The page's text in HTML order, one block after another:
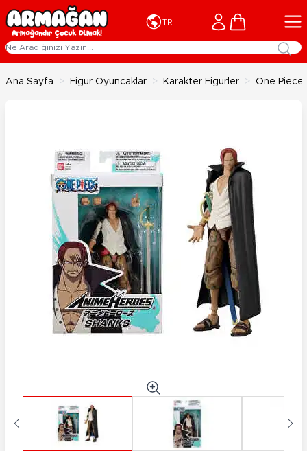
İçeriğe geç
TR Cart
Ana Sayfa > Figür Oyuncaklar > Karakter Figürler > One Piece